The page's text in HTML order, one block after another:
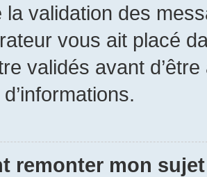
la validation des
vous ait placé
validés avant
remonter mon